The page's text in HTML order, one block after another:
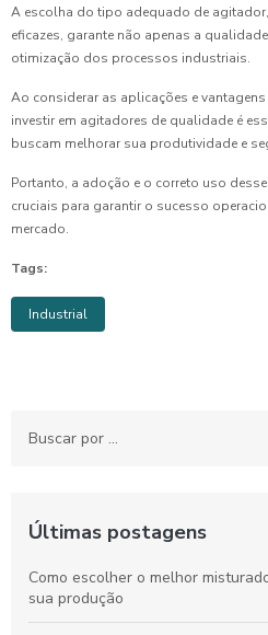
A escolha do tipo adequado de
eficazes, garante não apenas a
otimização dos processos industriais.
Ao considerar as aplicações e
investir em agitadores de qualidade é
buscam melhorar sua produtividade e
Portanto, a adoção e o correto uso
cruciais para garantir o sucesso
mercado.
Tags:
Industrial
Últimas postagens
Como escolher o melhor
sua produção